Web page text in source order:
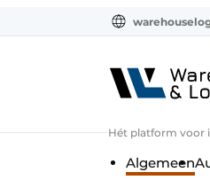
Hét platform voor
Algemeen